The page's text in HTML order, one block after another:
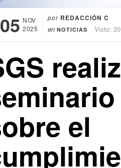
05 NOV
2025
por REDACCIÓN C
en NOTICIAS Visto:
el